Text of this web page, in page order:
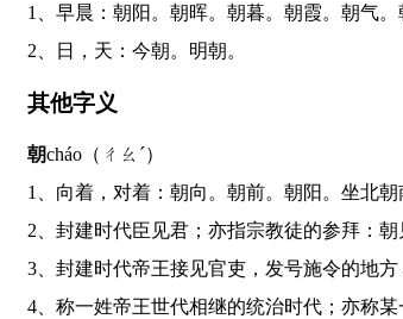
1、早晨：朝阳。朝晖。朝暮。朝霞。朝气
2、日，天：今朝。明朝。
其他字义
朝cháo（ㄔㄠˊ）
1、向着，对着：朝向。朝前。朝阳。坐北朝
2、封建时代臣见君；亦指宗教徒的参拜：
3、封建时代帝王接见官吏，发号施令的
4、称一姓帝王世代相继的统治时代；亦称